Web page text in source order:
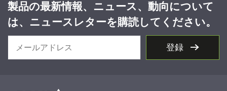
製品の最新情報、ニュース、動向について
は、ニュースレターを購読してください。
登録